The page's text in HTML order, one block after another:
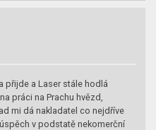
přijde a Laser stále hodlá
práci na Prachu hvězd,
mi dá nakladatel co nejdříve
v podstatě nekomerční